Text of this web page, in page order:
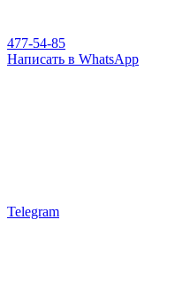
477-54-85
Написать в WhatsApp
Telegram